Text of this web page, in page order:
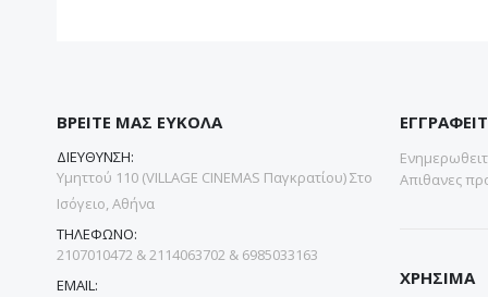
ΒΡΕΙΤΕ ΜΑΣ ΕΥΚΟΛΑ
ΔΙΕΥΘΥΝΣΗ:
Υμηττού 110 (VILLAGE CINEMAS Παγκρατίου) Στο
Ισόγειο, Αθήνα
ΤΗΛΕΦΩΝΟ:
2107010472 & 2114063702 & 6985033163
EMAIL:
Απιθανες
ΧΡΗΣΙΜΑ